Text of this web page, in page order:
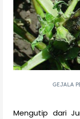
GEJALA
Mengutip dari